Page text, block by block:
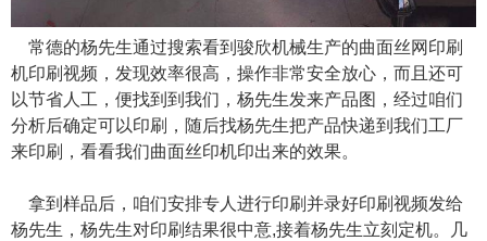
常德的杨先生通过搜索看到骏欣机械生产的曲面丝网印刷
机印刷视频，发现效率很高，操作非常安全放心，而且还可
以节省人工，便找到到我们，杨先生发来产品图，经过咱们
分析后确定可以印刷，随后找杨先生把产品快递到我们工厂
来印刷，看看我们曲面丝印机印出来的效果。
拿到样品后，咱们安排专人进行印刷并录好印刷视频发给
杨先生，杨先生对印刷结果很中意,接着杨先生立刻定机。几